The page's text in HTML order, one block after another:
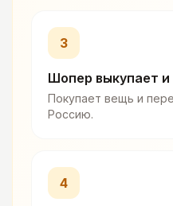
3
Шопер выкупает
Покупает вещь и
Россию.
4